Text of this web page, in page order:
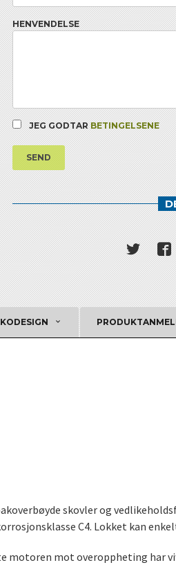
HENVENDELSE
JEG GODTARBETINGELSENE
SEND
skovler og
C4. Lokket kan
motoren mot overoppheting har